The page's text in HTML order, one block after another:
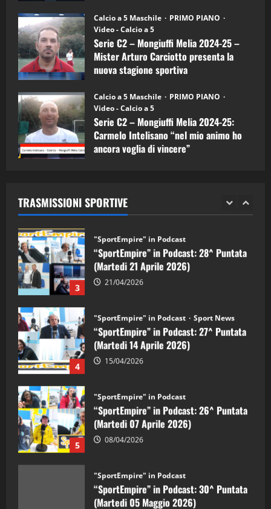
Calcio a 5 Maschile
PRIMO PIANO
Video - Calcio a 5
Serie C2 – Mongiuffi Melia 2024-25 –
Mister Arturo Carciotto presenta la
nuova stagione sportiva
Calcio a 5 Maschile
PRIMO PIANO
Video - Calcio a 5
Serie C2 – Mongiuffi Melia 2024-25:
Carmelo Intelisano “nel mio animo ho
ancora voglia di vincere”
TRASMISSIONI SPORTIVE
5
“SportEmpire” in Podcast: 26^ Puntata
(Martedi 07 Aprile 2026)
08/04/2026
1
“SportEmpire” in Podcast: 30^ Puntata
(Martedi 05 Maggio 2026)
08/05/2026
2 28/04/2026
3
"SportEmpire" in Podcast
“SportEmpire” in Podcast: 28^ Puntata
(Martedi 21 Aprile 2026)
21/04/2026
4
"SportEmpire" in Podcast Sport News
“SportEmpire” in Podcast: 27^ Puntata
(Martedi 14 Aprile 2026)
15/04/2026
5
"SportEmpire" in Podcast
“SportEmpire” in Podcast: 26^ Puntata
(Martedi 07 Aprile 2026)
08/04/2026
"SportEmpire" in Podcast
“SportEmpire” in Podcast: 30^ Puntata
(Martedi 05 Maggio 2026)